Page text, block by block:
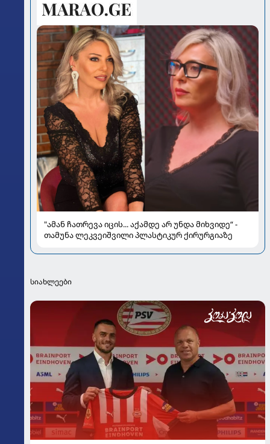
"ამან ჩათრევა იცის... აქამდე არ უნდა მიხვიდე“ -
თამუნა ლეკვეიშვილი პლასტიკურ ქირურგიაზე
სიახლეები